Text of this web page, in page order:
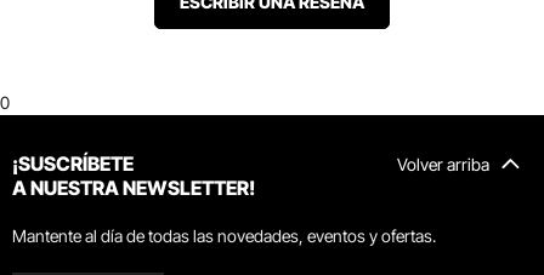
0
Volver arriba
¡SUSCRÍBETE
A NUESTRA NEWSLETTER!
Mantente al día de todas las novedades, eventos y ofertas.